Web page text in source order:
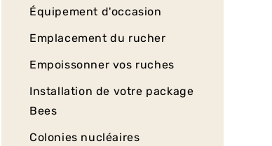
Équipement d'occasion
Emplacement du rucher
Empoissonner vos ruches
Installation de votre package
Bees
Colonies nucléaires